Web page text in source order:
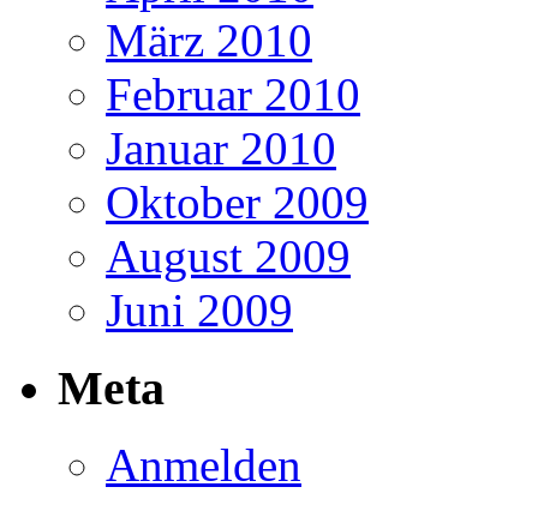
März 2010
Februar 2010
Januar 2010
Oktober 2009
August 2009
Juni 2009
Meta
Anmelden